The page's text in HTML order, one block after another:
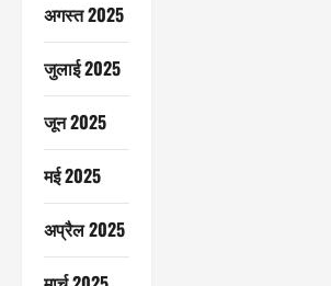
अगस्त 2025
जुलाई 2025
जून 2025
मई 2025
अप्रैल 2025